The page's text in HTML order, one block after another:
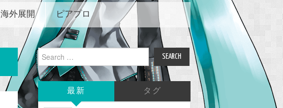
海外展開 ピアプロ
Search
for:
最新 タグ